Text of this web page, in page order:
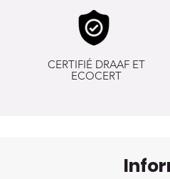
CERTIFIÉ DRAAF ET
ECOCERT